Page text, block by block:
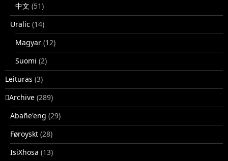
中文 (51)
Uralic (14)
Magyar (12)
Suomi (2)
Leituras (3)
􏿽Archive (289)
Abañe'eng (29)
Føroyskt (28)
IsiXhosa (13)